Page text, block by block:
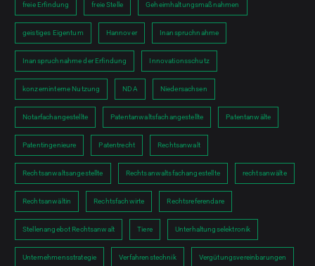
freie Erfindung freie Stelle Geheimhaltungsmaßnahmen
geistiges Eigentum Hannover Inanspruchnahme
Inanspruchnahme der Erfindung Innovationsschutz
konzerninterne Nutzung NDA Niedersachsen
Notarfachangestellte Patentanwaltsfachangestellte Patentanwälte
Patentingenieure Patentrecht Rechtsanwalt
Rechtsanwaltsangestellte Rechtsanwaltsfachangestellte rechtsanwälte
Rechtsanwältin Rechtsfachwirte Rechtsreferendare
Stellenangebot Rechtsanwalt Tiere Unterhaltungselektronik
Unternehmensstrategie Verfahrenstechnik Vergütungsvereinbarungen